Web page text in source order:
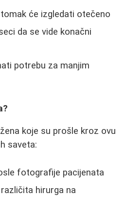
će izgledati otečeno
da se vide konačni
potrebu za manjim
koje su prošle kroz ovu
saveta:
fotografije pacijenata
hirurga na